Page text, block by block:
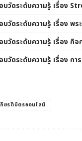
วัดระดับความรู้ เรื่อง
วัดระดับความรู้ เรื่อง พ
วัดระดับความรู้ เรื่อง กิ
วัดระดับความรู้ เรื่อง ก
กียรติบัตรออนไลน์